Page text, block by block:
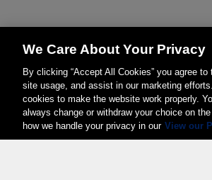
We Care About Your Privacy
By clicking “Accept All Cookies” you agree
site usage, and assist in our marketing
cookies to make the website work properly.
always change or withdraw your choice on
how we handle your privacy in our View our